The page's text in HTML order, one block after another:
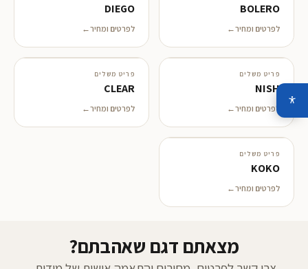
BOLERO
לפרטים ומחיר
DIEGO
לפרטים ומחיר
פריט משלים
NISH
לפרטים ומחיר
פריט משלים
CLEAR
לפרטים ומחיר
פריט משלים
KOKO
לפרטים ומחיר
מצאתם דגם שאהבתם?